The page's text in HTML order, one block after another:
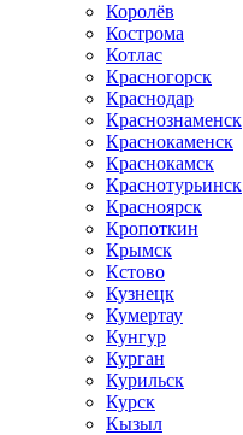
Королёв
Кострома
Котлас
Красногорск
Краснодар
Краснознаменск
Краснокаменск
Краснокамск
Краснотурьинск
Красноярск
Кропоткин
Крымск
Кстово
Кузнецк
Кумертау
Кунгур
Курган
Курильск
Курск
Кызыл